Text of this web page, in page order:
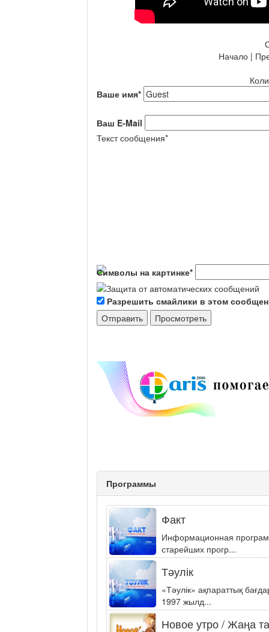
Начало |
Ваше имя*
Ваш E-Mail
Текст сообщения*
Символы на картинке*
Разрешить смайлики в этом
Программы
Факт
Информационная
старейших прогр...
Тәулік
«Тәулік» ақпараттық
1997 жылд...
Новое утро / Жаңа